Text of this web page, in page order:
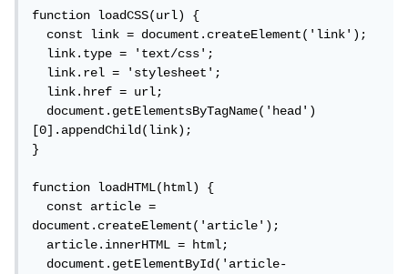
function loadCSS(url) {
  const link = document.createElement('link');
  link.type = 'text/css';
  link.rel = 'stylesheet';
  link.href = url;
  document.getElementsByTagName('head')
[0].appendChild(link);
}
function loadHTML(html) {
  const article =
document.createElement('article');
  article.innerHTML = html;
  document.getElementById('article-